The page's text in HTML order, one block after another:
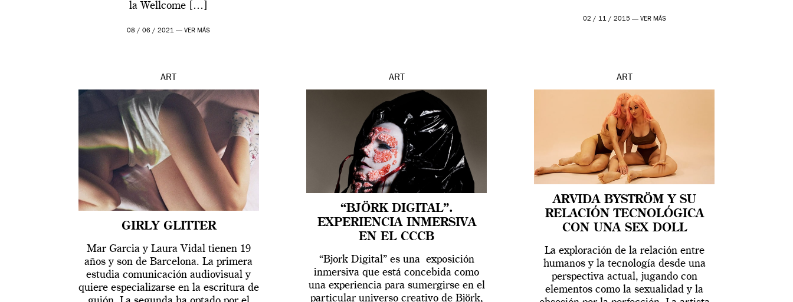
la Wellcome […]
08 / 06 / 2021 —VER MÁS
02 / 11 / 2015 — VER MÁS
ART
GIRLY GLITTER
Mar Garcia y Laura Vidal tienen 19
años y son de Barcelona. La primera
estudia comunicación audiovisual y
quiere especializarse en la escritura de
ART
“BJÖRK DIGITAL”.
EXPERIENCIA INMERSIVA
EN EL CCCB
“Bjork Digital” es una exposición
inmersiva que está concebida como
una experiencia para sumergirse en el
particular universo creativo de Björk,
ART
ARVIDA BYSTRÖM Y SU
RELACIÓN TECNOLÓGICA
CON UNA SEX DOLL
La exploración de la relación entre
humanos y la tecnología desde una
perspectiva actual, jugando con
elementos como la sexualidad y la